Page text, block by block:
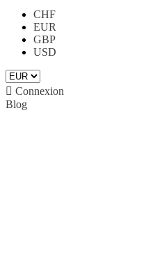
CHF
EUR
GBP
USD
 Connexion
Blog